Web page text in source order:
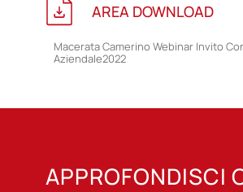
AREA DOWNLOAD
Macerata Camerino Webinar Invito
Aziendale2022
APPROFONDISCI